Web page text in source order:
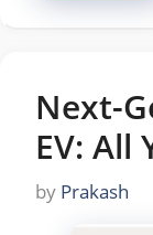
Next-
EV: All
by Prakash